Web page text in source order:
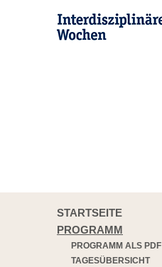
STARTSEITE
PROGRAMM
PROGRAMM ALS PDF
TAGESÜBERSICHT